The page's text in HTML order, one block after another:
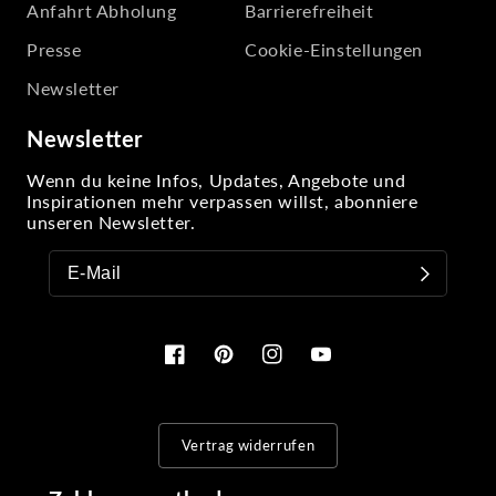
Anfahrt Abholung
Presse
Newsletter
Barrierefreiheit
Cookie-Einstellungen
Newsletter
Wenn du keine Infos, Updates, Angebote und
Inspirationen mehr verpassen willst, abonniere
unseren Newsletter.
FacebookPinterestInstagramYouTube
Vertrag widerrufen